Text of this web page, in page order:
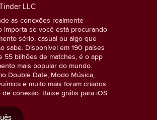
LLC
as conexões realmente
importa se você está procurando
sério, casual ou algo que
sabe. Disponível em 190 países
55 bilhões de matches, é o app
mais popular do mundo.
Double Date, Modo Música,
e muito mais foram criados
conexão. Baixe grátis para iOS